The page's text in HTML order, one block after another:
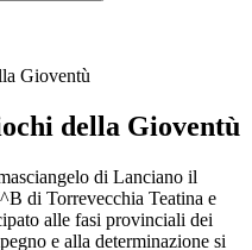
Gioventù
della Gioventù
di Lanciano il
di Torrevecchia Teatina e
alle fasi provinciali dei
e alla determinazione si